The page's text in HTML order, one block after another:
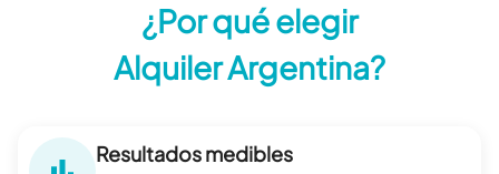
¿Por qué elegir
Alquiler Argentina?
Resultados medibles